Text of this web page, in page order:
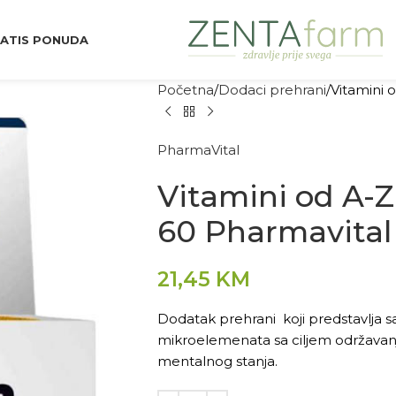
PONUDA
Početna Dodaci prehrani Vitamini
PharmaVital
Vitamini od A-
60 Pharmavital
21,45 KM
Dodatak prehrani koji predstavlja
mikroelemenata sa ciljem
mentalnog stanja.